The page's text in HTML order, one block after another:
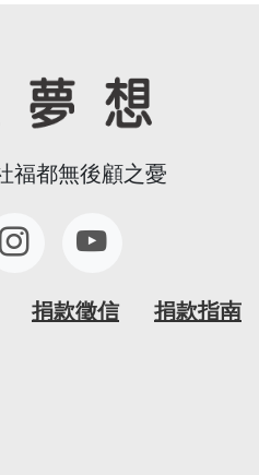
福都無後顧之憂
捐款徵信 捐款指南